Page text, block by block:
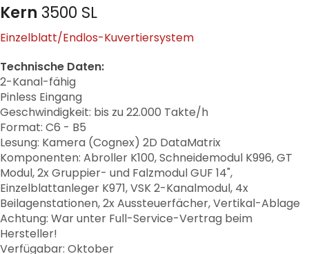
Kern 3500 SL
Einzelblatt/Endlos-Kuvertiersystem
Technische Daten:
2-Kanal-fähig
Pinless Eingang
Geschwindigkeit: bis zu 22.000 Takte/h
Format: C6 - B5
Lesung: Kamera (Cognex) 2D DataMatrix
Komponenten: Abroller K100, Schneidemodul K996, GT
Modul, 2x Gruppier- und Falzmodul GUF 14",
Einzelblattanleger K971, VSK 2-Kanalmodul, 4x
Beilagenstationen, 2x Aussteuerfächer, Vertikal-Ablage
Achtung: War unter Full-Service-Vertrag beim
Hersteller!
Verfügabar: Oktober